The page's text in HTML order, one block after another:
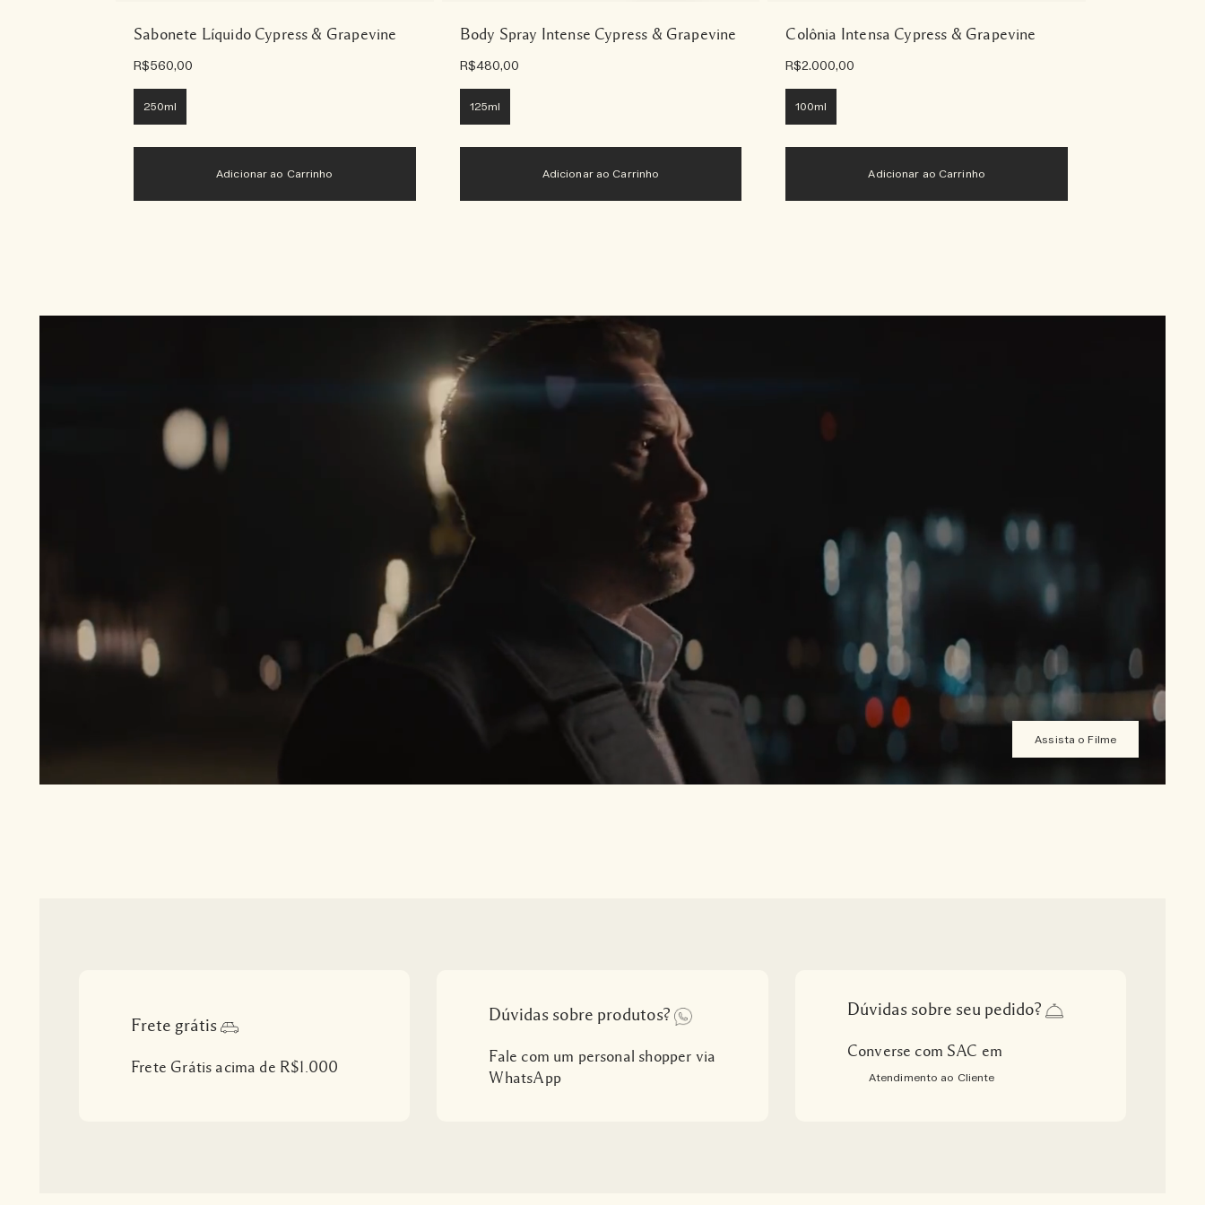
Sabonete Líquido Cypress & Grapevine
R$560,00
250ml
Adicionar ao Carrinho
Body Spray Intense Cypress & Grapevine
R$480,00
125ml
Adicionar ao Carrinho
Colônia Intensa Cypress & Grapevine
R$2.000,00
100ml
Adicionar ao Carrinho
Assista o Filme
Frete grátis
Frete Grátis acima de R$1.000
Dúvidas sobre produtos?
Fale com um personal shopper via
WhatsApp
Dúvidas sobre seu pedido?
Converse com SAC em
Atendimento ao Cliente